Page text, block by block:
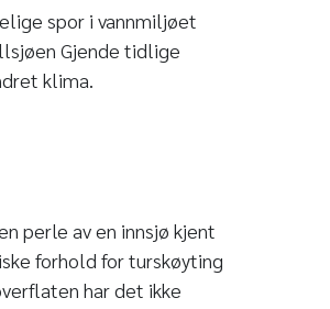
spor i vannmiljøet
Gjende tidlige
klima.
perle av en innsjø kjent
forhold for turskøyting
har det ikke